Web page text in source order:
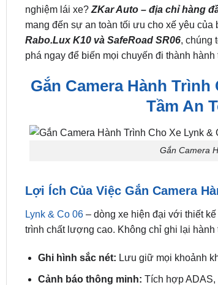
nghiệm lái xe? ZKar Auto – địa chỉ hàng
mang đến sự an toàn tối ưu cho xế yêu
Rabo.Lux K10 và SafeRoad SR06, chúng
phá ngay để biến mọi chuyến đi thành hành
Gắn Camera Hành Trình
Tầm An
Gắn Camera
Lợi Ích Của Việc Gắn Camera
Lynk & Co 06– dòng xe hiện đại với thiết
trình chất lượng cao. Không chỉ ghi lại
Ghi hình sắc nét: Lưu giữ mọi khoảnh
Cảnh báo thông minh: Tích hợp ADAS,